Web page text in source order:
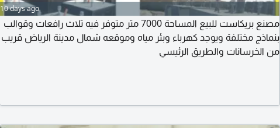
10 days ago
مصنع بريكاست للبيع المساحة 7000 متر متوفر فيه ثلاث رافعات وقوالب
بنماذج مختلفة ويوجد كهرباء وبئر مياه وموقعه شمال مدينة الرياض قريب
من الخرسانات والطريق الرئيسي